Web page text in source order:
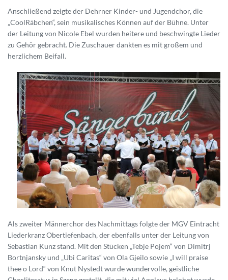
Anschließend zeigte der Dehrner Kinder- und Jugendchor, die
„CoolRäbchen“, sein musikalisches Können auf der Bühne. Unter
der Leitung von Nicole Ebel wurden heitere und beschwingte Lieder
zu Gehör gebracht. Die Zuschauer dankten es mit großem und
herzlichem Beifall.
Als zweiter Männerchor des Nachmittags folgte der MGV Eintracht
Liederkranz Obertiefenbach, der ebenfalls unter der Leitung von
Sebastian Kunz stand. Mit den Stücken „Tebje Pojem“ von Dimitrj
Bortnjansky und „Ubi Caritas“ von Ola Gjeilo sowie „I will praise
thee o Lord“ von Knut Nystedt wurde wundervolle, geistliche